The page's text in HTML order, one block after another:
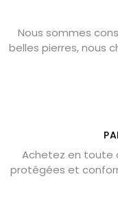
L’améthyste est-
Chrysocolle :
Obsidienne dorée
Véritable citrine
Où placer la
Cornaline :
Capricorne :
Nous sommes
belles pierres, nous
Achetez en toute
protégées et